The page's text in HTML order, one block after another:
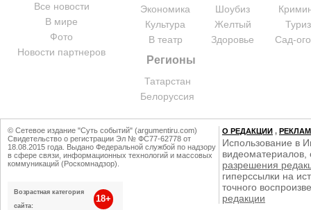
Все новости
В мире
Фото
Новости партнеров
Экономика
Культура
В театр
Шоубиз
Желтый
Здоровье
Сад-
Регионы
Татарстан
Белоруссия
© Сетевое издание "Суть событий" (argumentiru.com)
Свидетельство о регистрации Эл № ФС77-62778 от
18.08.2015 года. Выдано Федеральной службой по надзору
в сфере связи, информационных технологий и массовых
коммуникаций (Роскомнадзор).
Возрастная категория
сайта:
18+
О РЕДАКЦИИ ,
Использование в
видеоматериалов,
разрешения
гиперссылки на
точного
редакции